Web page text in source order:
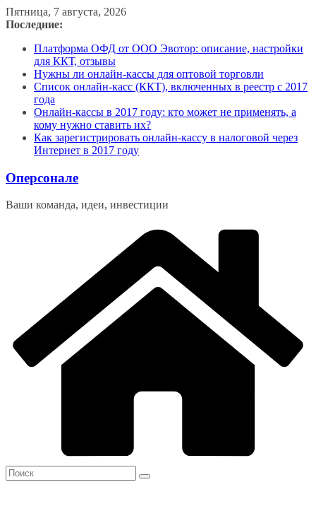
Перейти
к
Пятница, 7 августа, 2026
Последние:
Платформа ОФД от ООО Эвотор: описание, настройки
для ККТ, отзывы
Нужны ли онлайн-кассы для оптовой торговли
Список онлайн-касс (ККТ), включенных в реестр с 2017
года
Онлайн-кассы в 2017 году: кто может не применять, а
кому нужно ставить их?
Как зарегистрировать онлайн-кассу в налоговой через
Интернет в 2017 году
Оперсонале
Ваши команда, идеи, инвестиции